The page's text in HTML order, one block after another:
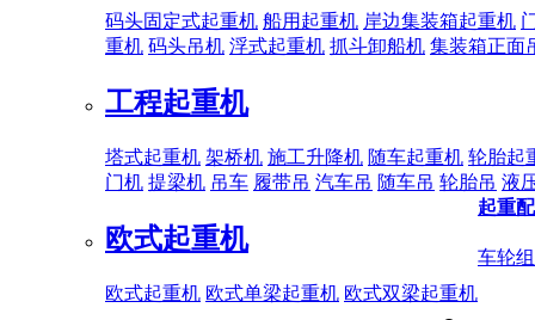
码头固定式起重机 船用起重机 岸边集装箱起重机
重机 码头吊机 浮式起重机 抓斗卸船机 集装箱正面
工程起重机
塔式起重机 架桥机 施工升降机 随车起重机 轮胎起
门机 提梁机 吊车 履带吊 汽车吊 随车吊 轮胎吊 液
欧式起重机
欧式起重机 欧式单梁起重机 欧式双梁起重机
起重
车轮组